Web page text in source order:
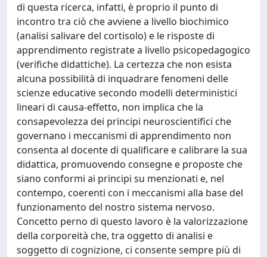
di questa ricerca, infatti, è proprio il punto di
incontro tra ciò che avviene a livello biochimico
(analisi salivare del cortisolo) e le risposte di
apprendimento registrate a livello psicopedagogico
(verifiche didattiche). La certezza che non esista
alcuna possibilità di inquadrare fenomeni delle
scienze educative secondo modelli deterministici
lineari di causa-effetto, non implica che la
consapevolezza dei principi neuroscientifici che
governano i meccanismi di apprendimento non
consenta al docente di qualificare e calibrare la sua
didattica, promuovendo consegne e proposte che
siano conformi ai principi su menzionati e, nel
contempo, coerenti con i meccanismi alla base del
funzionamento del nostro sistema nervoso.
Concetto perno di questo lavoro è la valorizzazione
della corporeità che, tra oggetto di analisi e
soggetto di cognizione, ci consente sempre più di